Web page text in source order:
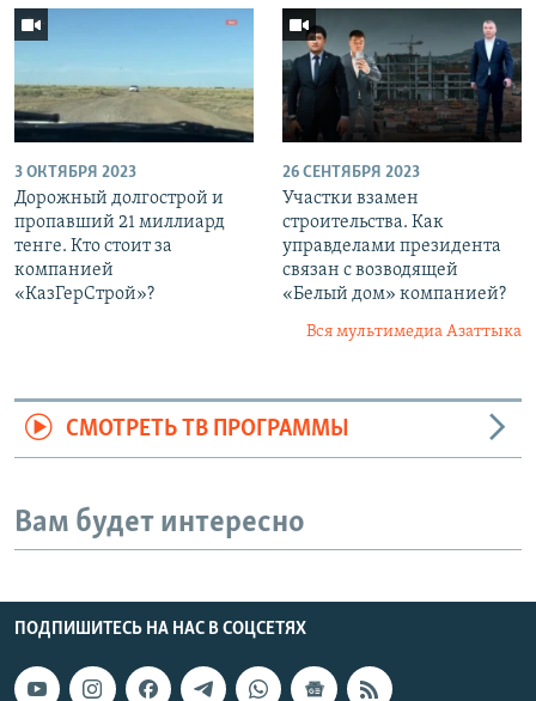
3 ОКТЯБРЯ 2023
Дорожный долгострой и
пропавший 21 миллиард
тенге. Кто стоит за
компанией
«КазГерСтрой»?
26 СЕНТЯБРЯ 2023
Участки взамен
строительства. Как
управделами президента
связан с возводящей
«Белый дом» компанией?
Вся мультимедиа Азаттыка
СМОТРЕТЬ ТВ ПРОГРАММЫ
Вам будет интересно
ПОДПИШИТЕСЬ НА НАС В СОЦСЕТЯХ